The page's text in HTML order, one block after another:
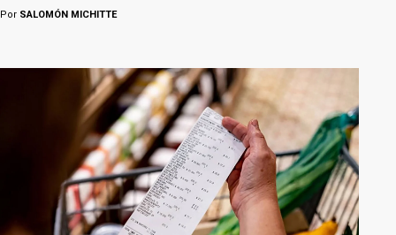
Por SALOMÓN MICHITTE